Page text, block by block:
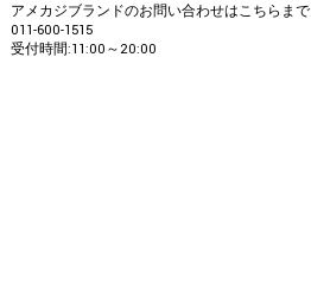
アメカジブランドのお問い合わせはこちらまで
011-600-1515
受付時間:11:00～20:00